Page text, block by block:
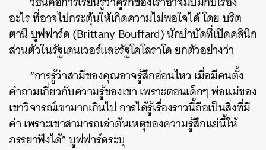
อะไร ที่อาจไปกระตุ้นให้เกิดความไม่พอใจได้ โดย บริต
ตานี บูฟฟาร์ด (Brittany Bouffard) นักบำบัดที่เปิดคลินิก
ส่วนตัวในรัฐเดนเวอร์และรัฐโคโลราโด ยกตัวอย่างว่า
“การรู้ว่าสามีของคุณอาจรู้สึกอ่อนไหว เมื่อมีคนตั้ง
คำถามเกี่ยวกับความรู้ของเขา เพราะตอนเด็กๆ พ่อแม่ของ
เขาวิจารณ์เขามากเกินไป การได้รู้เรื่องราวนี้ถือเป็นสิ่งที่มี
ค่า เพราะเขาสามารถเล่าต้นเหตุของความรู้สึกแย่นี้ให้
ภรรยาฟังได้” บูฟฟาร์ดระบุ
ค้นหา
SHARE TWEET LINE EMAIL